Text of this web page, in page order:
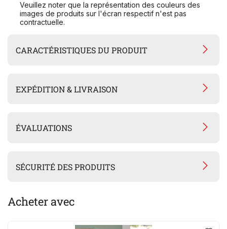
Veuillez noter que la représentation des couleurs des
images de produits sur l'écran respectif n'est pas
contractuelle.
CARACTÉRISTIQUES DU PRODUIT
EXPÉDITION & LIVRAISON
ÉVALUATIONS
SÉCURITÉ DES PRODUITS
Acheter avec